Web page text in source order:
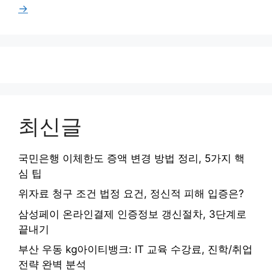
→
최신글
국민은행 이체한도 증액 변경 방법 정리, 5가지 핵
심 팁
위자료 청구 조건 법정 요건, 정신적 피해 입증은?
삼성페이 온라인결제 인증정보 갱신절차, 3단계로
끝내기
부산 우동 kg아이티뱅크: IT 교육 수강료, 진학/취업
전략 완벽 분석